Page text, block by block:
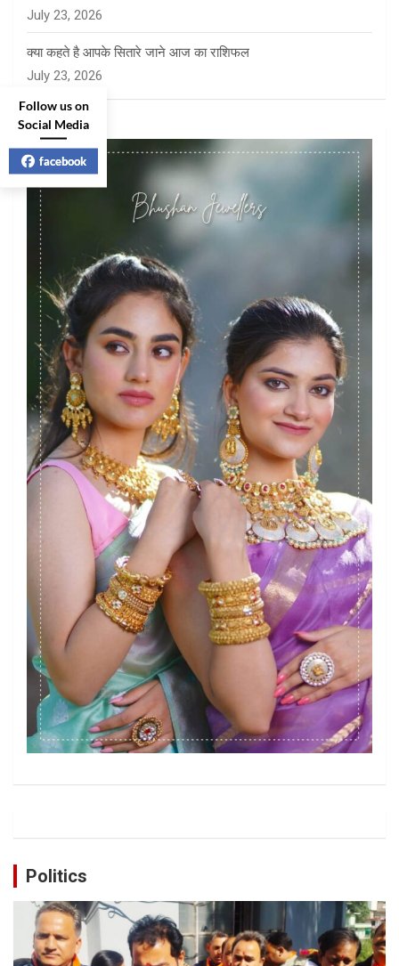
July 23, 2026
क्या कहते है आपके सितारे जाने आज का राशिफल
July 23, 2026
Politics
Follow us on
Social Media
facebook